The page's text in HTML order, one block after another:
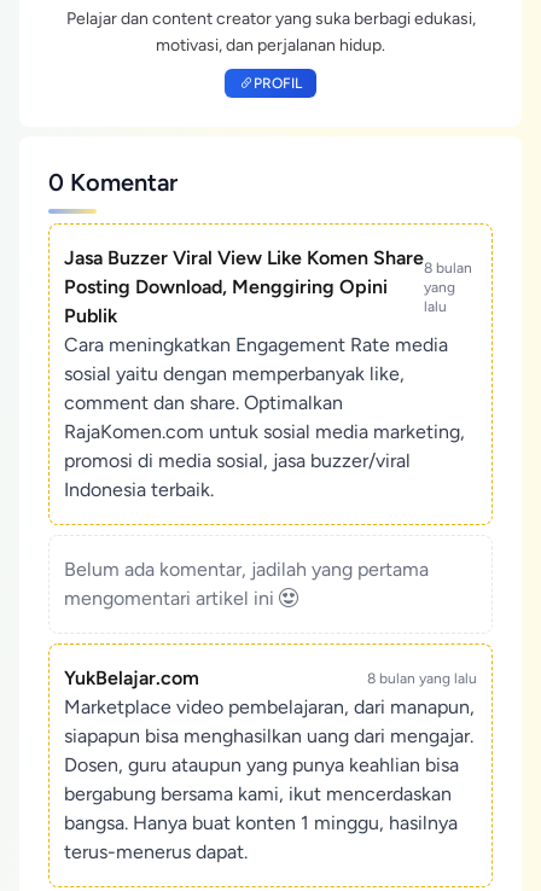
Pelajar dan content creator yang suka berbagi edukasi,
motivasi, dan perjalanan hidup.
PROFIL
0 Komentar
Jasa Buzzer Viral View Like Komen Share
Posting Download, Menggiring Opini
Publik
8 bulan
yang
lalu
Cara meningkatkan Engagement Rate media
sosial yaitu dengan memperbanyak like,
comment dan share. Optimalkan
RajaKomen.com untuk sosial media marketing,
promosi di media sosial, jasa buzzer/viral
Indonesia terbaik.
Belum ada komentar, jadilah yang pertama
mengomentari artikel ini
YukBelajar.com 8 bulan yang lalu
Marketplace video pembelajaran, dari manapun,
siapapun bisa menghasilkan uang dari mengajar.
Dosen, guru ataupun yang punya keahlian bisa
bergabung bersama kami, ikut mencerdaskan
bangsa. Hanya buat konten 1 minggu, hasilnya
terus-menerus dapat.